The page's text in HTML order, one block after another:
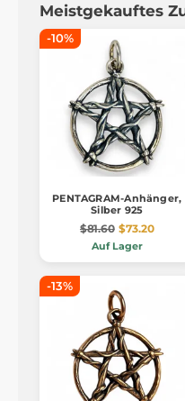
Meistgekauftes
-10%
PENTAGRAM-Anhänger,
Silber 925
$81.60 $73.20
Auf Lager
-13%